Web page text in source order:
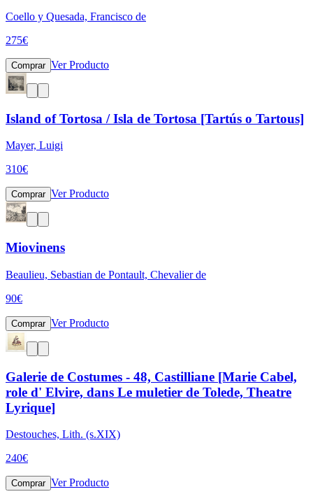
Coello y Quesada, Francisco de
275€
Comprar Ver Producto
Island of Tortosa / Isla de Tortosa [Tartús o Tartous]
Mayer, Luigi
310€
Comprar Ver Producto
Miovinens
Beaulieu, Sebastian de Pontault, Chevalier de
90€
Comprar Ver Producto
Galerie de Costumes - 48, Castilliane [Marie Cabel,
role d' Elvire, dans Le muletier de Tolede, Theatre
Lyrique]
Destouches, Lith. (s.XIX)
240€
Comprar Ver Producto